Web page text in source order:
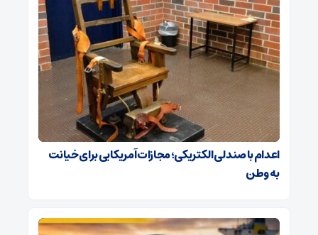
اعدام با صندلی الکتریکی؛ مجازات آمریکایی برای خیانت
به وطن